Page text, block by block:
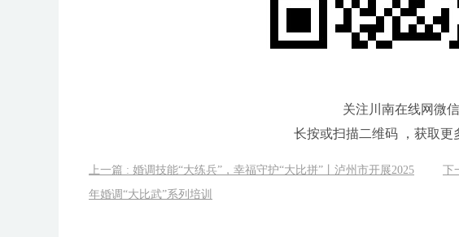
关注川南在线网微
长按或扫描二维码 ，获取更
上一篇 : 婚调技能“大练兵”，幸福守护“大比拼”丨泸州市开展2025
年婚调“大比武”系列培训
下